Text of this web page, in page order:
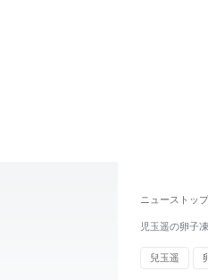
ニューストップ
児玉遥の卵子
兒玉遥